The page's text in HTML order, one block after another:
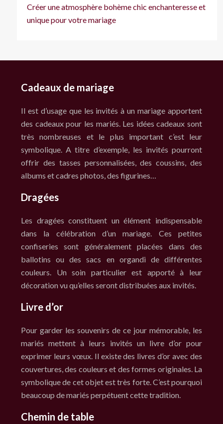
Créer une atmosphère bohème chic enchanteresse et
unique pour votre mariage
Cadeaux de mariage
Il est d’usage que les invités à un mariage apportent
des cadeaux pour les mariés. Les idées cadeaux sont
très nombreuses et le plus important c’est leur
symbolique. A titre d’exemple, les invités pourront
offrir des tasses personnalisées, des coussins, des
albums et cadres photos, des figurines…
Dragées
Les dragées constituent un élément indispensable
dans la célébration d’un mariage. Ces petites
confiseries sont généralement placées dans des
ballotins ou des sacs en organdi de différentes
couleurs. Un soin particulier est apporté à leur
décoration vu qu’elles seront distribuées aux invités.
Livre d’or
Pour garder les souvenirs de ce jour mémorable, les
mariés mettent à leurs invités un livre d’or pour
exprimer leurs vœux. Il existe des livres d’or avec des
couvertures, des couleurs et des formes originales. La
symbolique de cet objet est très forte. C’est pourquoi
beaucoup de mariés perpétuent cette tradition.
Chemin de table